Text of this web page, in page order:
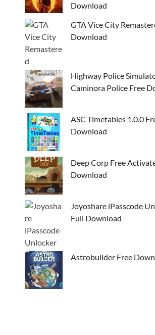
Download
GTA Vice City
Download
Highway Police
Caminora Police Free
ASC Timetables 1.0.0
Download
Deep Corp Free
Download
Joyoshare iPasscode
Full Download
Astrobuilder Free